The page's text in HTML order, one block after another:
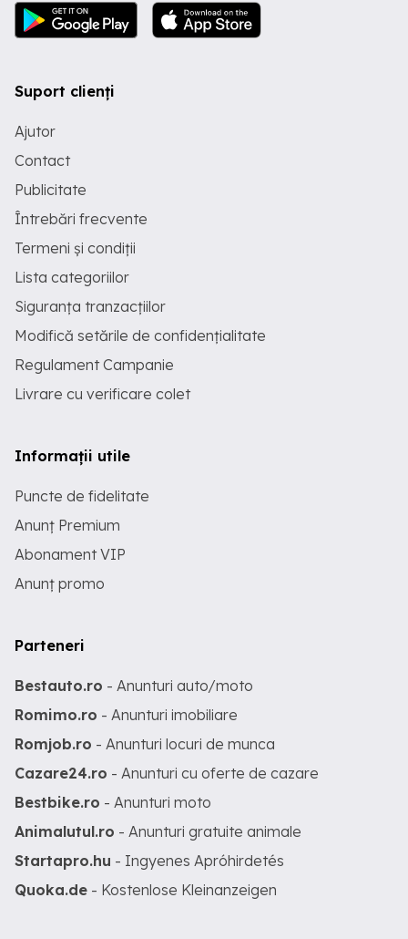
Suport clienți
Ajutor
Contact
Publicitate
Întrebări frecvente
Termeni și condiții
Lista categoriilor
Siguranța tranzacțiilor
Modifică setările de confidențialitate
Regulament Campanie
Livrare cu verificare colet
Informații utile
Puncte de fidelitate
Anunț Premium
Abonament VIP
Anunț promo
Parteneri
Bestauto.ro - Anunturi auto/moto
Romimo.ro - Anunturi imobiliare
Romjob.ro - Anunturi locuri de munca
Cazare24.ro - Anunturi cu oferte de cazare
Bestbike.ro - Anunturi moto
Animalutul.ro - Anunturi gratuite animale
Startapro.hu - Ingyenes Apróhirdetés
Quoka.de - Kostenlose Kleinanzeigen